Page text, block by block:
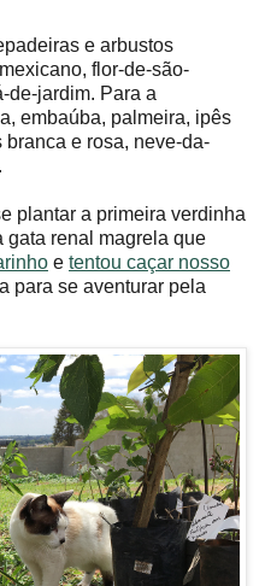
e arbustos
flor-de-são-
de-jardim. Para a
embaúba, palmeira, ipês
e rosa, neve-da-
plantar a primeira verdinha
gata renal magrela que
e tentou caçar nosso
para se aventurar pela